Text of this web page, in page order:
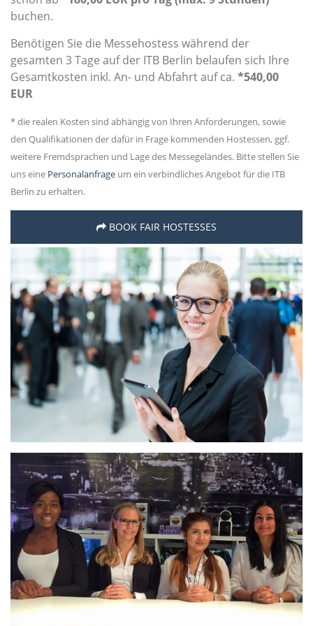
buchen.
Benötigen Sie die Messehostess während der
gesamten 3 Tage auf der ITB Berlin belaufen sich Ihre
Gesamtkosten inkl. An- und Abfahrt auf ca. *540,00
EUR
* die realen Kosten sind abhängig von Ihren Anforderungen, sowie
den Qualifikationen der dafür in Frage kommenden Hostessen, ggf.
weitere Fremdsprachen und Lage des Messegeländes. Bitte stellen Sie
uns eine Personalanfrage um ein verbindliches Angebot für die ITB
Berlin zu erhalten.
BOOK FAIR HOSTESSES